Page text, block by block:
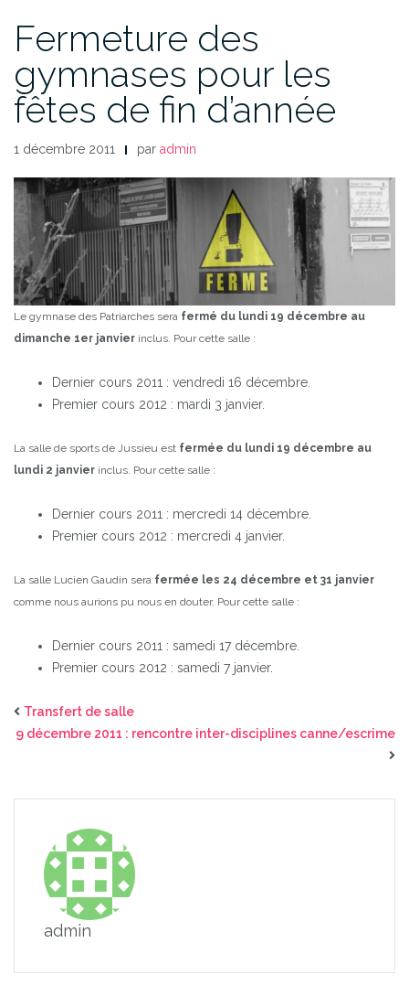
Fermeture des
gymnases pour les
fêtes de fin d’année
1 décembre 2011 par admin
Le gymnase des Patriarches sera fermé du lundi 19 décembre au
dimanche 1er janvier inclus. Pour cette salle :
Dernier cours 2011 : vendredi 16 décembre.
Premier cours 2012 : mardi 3 janvier.
La salle de sports de Jussieu est fermée du lundi 19 décembre au
lundi 2 janvier inclus. Pour cette salle :
Dernier cours 2011 : mercredi 14 décembre.
Premier cours 2012 : mercredi 4 janvier.
La salle Lucien Gaudin sera fermée les 24 décembre et 31 janvier
comme nous aurions pu nous en douter. Pour cette salle :
Dernier cours 2011 : samedi 17 décembre.
Premier cours 2012 : samedi 7 janvier.
Transfert de salle
9 décembre 2011 : rencontre inter-disciplines canne/escrime
admin